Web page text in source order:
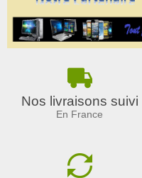
Nos livraisons suivi
En France